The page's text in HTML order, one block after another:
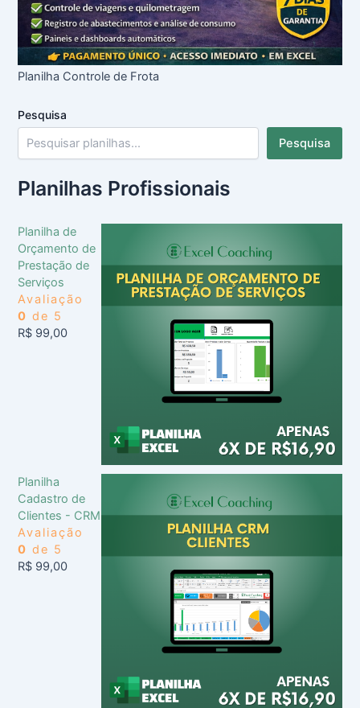
Planilha Controle de Frota
Pesquisa
Pesquisa
Planilhas Profissionais
Planilha de
Orçamento de
Prestação de
Serviços
Avaliação
0 de 5
R$ 99,00
Planilha
Cadastro de
Clientes - CRM
Avaliação
0 de 5
R$ 99,00